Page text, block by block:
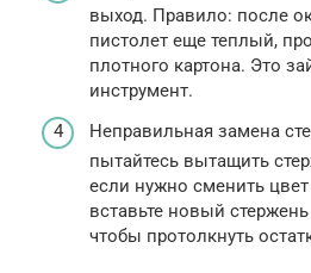
выход. Правило: после
пистолет еще теплый,
плотного картона. Это
инструмент.
Неправильная замена
пытайтесь вытащить
если нужно сменить
вставьте новый
чтобы протолкнуть